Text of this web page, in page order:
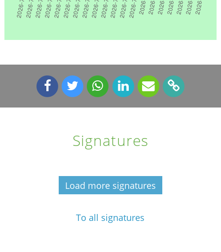
Signatures
Load more signatures
To all signatures